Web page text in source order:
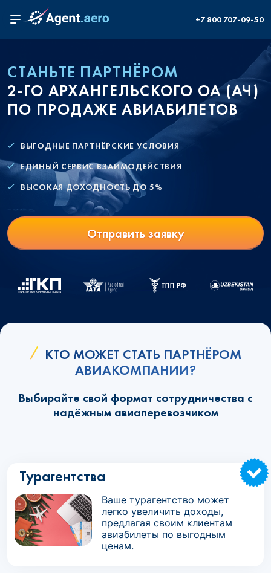
+7 800 707-09-50
СТАНЬТЕ ПАРТНЁРОМ
2-ГО АРХАНГЕЛЬСКОГО ОА (АЧ)
ПО ПРОДАЖЕ АВИАБИЛЕТОВ
ВЫГОДНЫЕ ПАРТНЁРСКИЕ УСЛОВИЯ
ЕДИНЫЙ СЕРВИС ВЗАИМОДЕЙСТВИЯ
ВЫСОКАЯ ДОХОДНОСТЬ ДО 5%
Отправить заявку
КТО МОЖЕТ СТАТЬ ПАРТНЁРОМ
АВИАКОМПАНИИ?
Выбирайте свой формат сотрудничества с
надёжным авиаперевозчиком
Турагентства
Ваше турагентство может
легко увеличить доходы,
предлагая своим клиентам
авиабилеты по выгодным
ценам.